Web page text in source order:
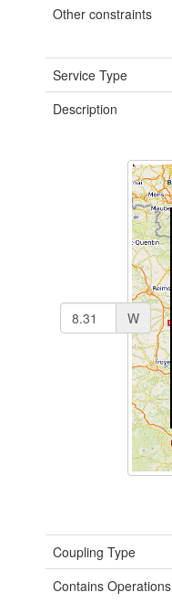
Other constraints
Service Type
Description
W
Coupling Type
Contains Operations